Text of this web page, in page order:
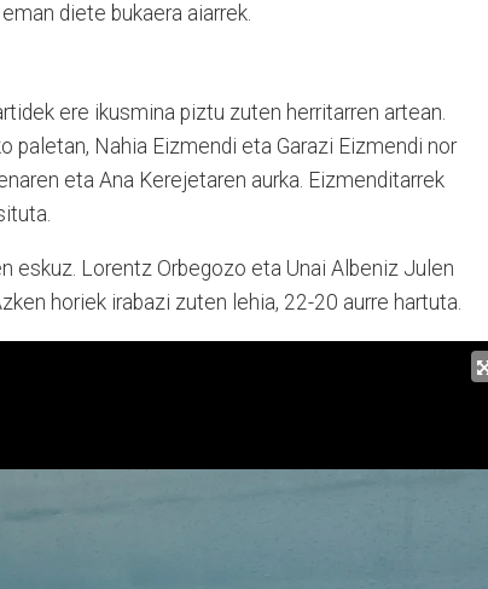
diete bukaera aiarrek.
ere ikusmina piztu zuten herritarren artean.
paletan, Nahia Eizmendi eta Garazi Eizmendi nor
eta Ana Kerejetaren aurka. Eizmenditarrek
eskuz. Lorentz Orbegozo eta Unai Albeniz Julen
horiek irabazi zuten lehia, 22-20 aurre hartuta.